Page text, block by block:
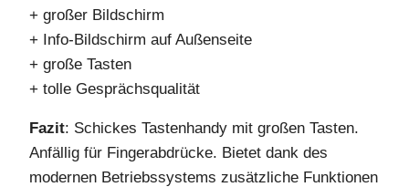
+ großer Bildschirm
+ Info-Bildschirm auf Außenseite
+ große Tasten
+ tolle Gesprächsqualität
Fazit: Schickes Tastenhandy mit großen Tasten.
Anfällig für Fingerabdrücke. Bietet dank des
modernen Betriebssystems zusätzliche Funktionen